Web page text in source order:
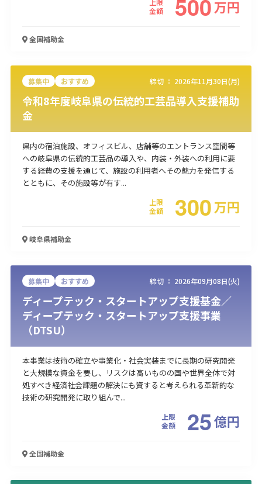
海外展開 設備投資
IT導入
特許・知的財産
起業・創業
上限
金額
500万円
全国補助金
募集中 おすすめ 締切 ： 2026年11月30日(月)
令和8年度岐阜県の伝統的工芸品導入支援補助
金
県内の宿泊施設、オフィスビル、店舗等のエントランス空間等
への岐阜県の伝統的工芸品の導入や、内装・外装への利用に要
する経費の支援を通じて、施設の利用者へその魅力を発信する
とともに、その施設等が有す...
上限
金額
300万円
岐阜県補助金
募集中 おすすめ 締切 ： 2026年09月08日(火)
ディープテック・スタートアップ支援基金／
ディープテック・スタートアップ支援事業
（DTSU）
本事業は技術の確立や事業化・社会実装までに長期の研究開発
と大規模な資金を要し、リスクは高いものの国や世界全体で対
処すべき経済社会課題の解決にも資すると考えられる革新的な
技術の研究開発に取り組んで...
上限
金額
25億円
全国補助金